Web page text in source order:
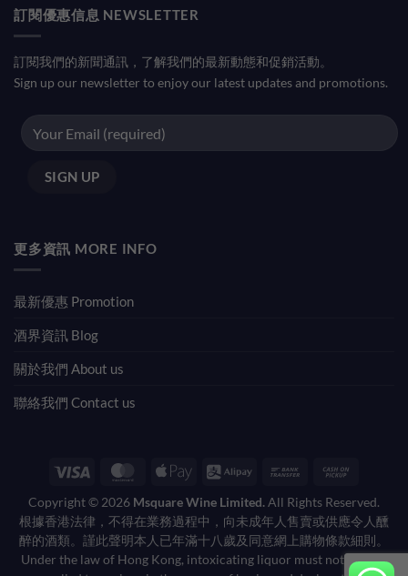
訂閱優惠信息 NEWSLETTER
訂閱我們的新聞通訊，了解我們的最新動態和促銷活動。
Sign up our newsletter to enjoy our latest updates and promotions.
更多資訊 MORE INFO
最新優惠 Promotion
酒界資訊 Blog
關於我們 About us
聯絡我們 Contact us
Visa MasterCard
Apple
Alipay
Bank
Pickup
Copyright © 2026 Msquare Wine Limited.All Rights Reserved.
根據香港法律，不得在業務過程中，向未成年人售賣或供應令人醺
醉的酒類。謹此聲明本人已年滿十八歲及同意網上購物條款細則。
Under the law of Hong Kong, intoxicating liquor must not be sold